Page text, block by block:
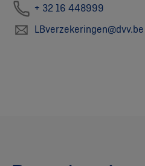
+ 32 16 448999
LBverzekeringen@dvv.be